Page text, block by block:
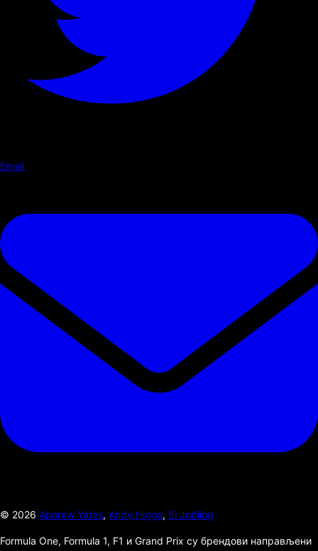
Email
© 2026 Andrew Yates, Andy Higgs, Si Jobling
Formula One, Formula 1, F1 и Grand Prix су брендови направљени